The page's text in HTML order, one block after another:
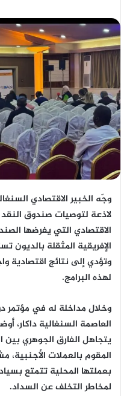
وجّه الخبير الاقتصادي
لاذعة لتوصيات صندوق
الاقتصادي التي يفرضها
الإفريقية المثقلة بالديون
وتؤدي إلى نتائج اقتصادية
لهذه البرامج.
وخلال مداخلة له في مؤتمر
العاصمة السنغالية داكار،
يتجاهل الفارق الجوهري بين
المقوم بالعملات
بعملتها المحلية تتمتع
لمخاطر التخلف عن السداد.